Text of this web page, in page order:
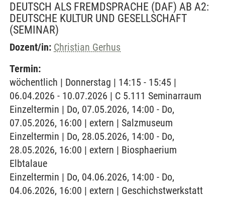
DEUTSCH ALS FREMDSPRACHE (DAF) AB A2:
DEUTSCHE KULTUR UND GESELLSCHAFT
(SEMINAR)
Dozent/in: Christian Gerhus
Termin:
wöchentlich | Donnerstag | 14:15 - 15:45 |
06.04.2026 - 10.07.2026 | C 5.111 Seminarraum
Einzeltermin | Do, 07.05.2026, 14:00 - Do,
07.05.2026, 16:00 | extern | Salzmuseum
Einzeltermin | Do, 28.05.2026, 14:00 - Do,
28.05.2026, 16:00 | extern | Biosphaerium
Elbtalaue
Einzeltermin | Do, 04.06.2026, 14:00 - Do,
04.06.2026, 16:00 | extern | Geschichstwerkstatt